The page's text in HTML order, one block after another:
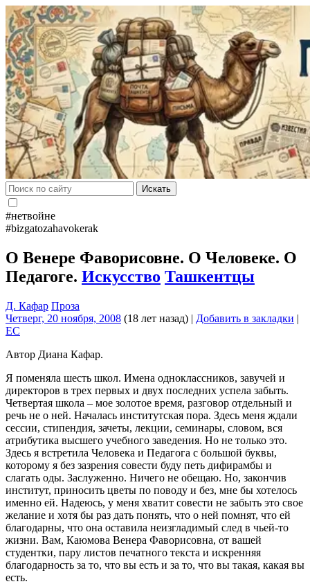
Искать
#нетвойне
#bizgatozahavokerak
О Венере Фаворисовне. О Человеке. О
Педагоге. Искусство Ташкентцы
Д. Кафар Проза
Четверг, 20 ноября, 2008 (18 лет назад) | Добавить в закладки |
EC
Автор Диана Кафар.
Я поменяла шесть школ. Имена одноклассников, завучей и
директоров в трех первых и двух последних успела забыть.
Четвертая школа – мое золотое время, разговор отдельный и
речь не о ней. Началась институтская пора. Здесь меня ждали
сессии, стипендия, зачеты, лекции, семинары, словом, вся
атрибутика высшего учебного заведения. Но не только это.
Здесь я встретила Человека и Педагога с большой буквы,
которому я без зазрения совести буду петь дифирамбы и
слагать оды. Заслуженно. Ничего не обещаю. Но, закончив
институт, приносить цветы по поводу и без, мне бы хотелось
именно ей. Надеюсь, у меня хватит совести не забыть это свое
желание и хотя бы раз дать понять, что о ней помнят, что ей
благодарны, что она оставила неизгладимый след в чьей-то
жизни. Вам, Каюмова Венера Фаворисовна, от вашей
студентки, пару листов печатного текста и искренняя
благодарность за то, что вы есть и за то, что вы такая, какая вы
есть.